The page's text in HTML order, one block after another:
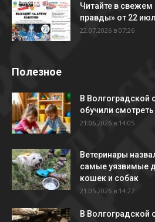
Читайте в
правды» от 22
22.07.2026 в 07:26
Полезное
В Волгоградской
обучили
21.06.2026 в 14:05
Ветеринары
самые уязвимые
кошек и собак
21.05.2026 в 14:27
В Волгоградской